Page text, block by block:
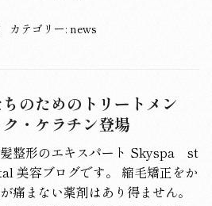
カテゴリー:news
のためのトリートメン
ク・ケラチン登場
整形のエキスパート Skyspa st
美容ブログです。 縮毛矯正をか
痛まない薬剤はあり得ません。